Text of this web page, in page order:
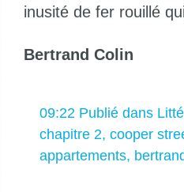
inusité de fer rouillé
Bertrand Colin
09:22 Publié dans
chapitre 2, cooper
appartements,